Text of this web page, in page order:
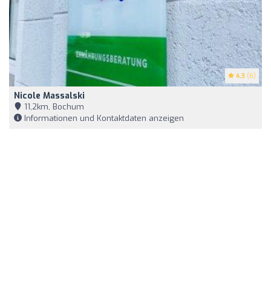
4.3 (6)
Nicole Massalski
11,2km, Bochum
Informationen und Kontaktdaten anzeigen